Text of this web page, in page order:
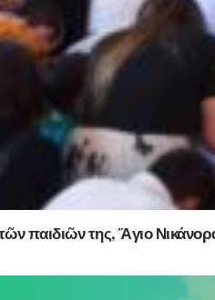
παιδιῶν της, Ἅγιο